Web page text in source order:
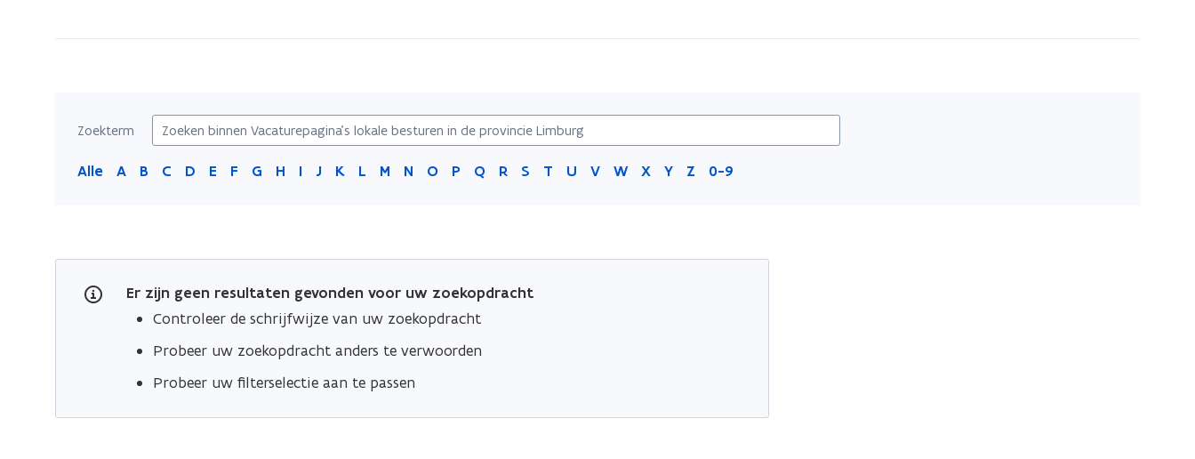
provincie
Zoekterm
Alle A B C D E F G H I J K L M N O P Q R S T U V W X Y Z 0-9
Er zijn geen resultaten gevonden voor uw zoekopdracht
Controleer de schrijfwijze van uw zoekopdracht
Probeer uw zoekopdracht anders te verwoorden
Probeer uw filterselectie aan te passen